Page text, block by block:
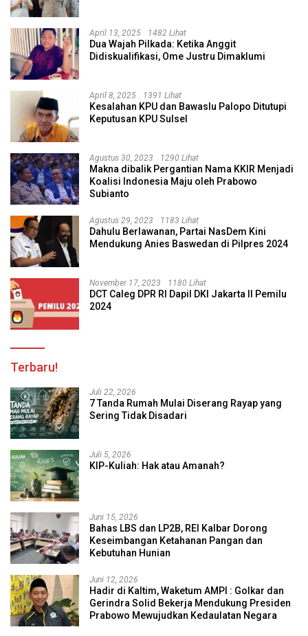
April 13, 2025 1482 Lihat
Dua Wajah Pilkada: Ketika Anggit
Didiskualifikasi, Ome Justru Dimaklumi
April 8, 2025 1391 Lihat
Kesalahan KPU dan Bawaslu Palopo Ditutupi
Keputusan KPU Sulsel
Agustus 30, 2023 1290 Lihat
Makna dibalik Pergantian Nama KKIR Menjadi
Koalisi Indonesia Maju oleh Prabowo
Subianto
Agustus 29, 2023 1183 Lihat
Dahulu Berlawanan, Partai NasDem Kini
Mendukung Anies Baswedan di Pilpres 2024
November 17, 2023 1180 Lihat
DCT Caleg DPR RI Dapil DKI Jakarta II Pemilu
2024
Terbaru!
Juli 22, 2026
7 Tanda Rumah Mulai Diserang Rayap yang
Sering Tidak Disadari
Juli 5, 2026
KIP-Kuliah: Hak atau Amanah?
Juni 15, 2026
Bahas LBS dan LP2B, REI Kalbar Dorong
Keseimbangan Ketahanan Pangan dan
Kebutuhan Hunian
Juni 12, 2026
Hadir di Kaltim, Waketum AMPI : Golkar dan
Gerindra Solid Bekerja Mendukung Presiden
Prabowo Mewujudkan Kedaulatan Negara